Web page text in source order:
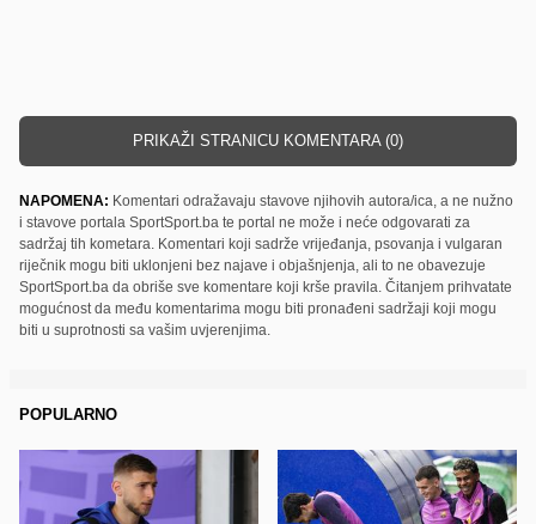
PRIKAŽI STRANICU KOMENTARA (0)
NAPOMENA: Komentari odražavaju stavove njihovih autora/ica, a ne nužno
i stavove portala SportSport.ba te portal ne može i neće odgovarati za
sadržaj tih kometara. Komentari koji sadrže vrijeđanja, psovanja i vulgaran
riječnik mogu biti uklonjeni bez najave i objašnjenja, ali to ne obavezuje
SportSport.ba da obriše sve komentare koji krše pravila. Čitanjem prihvatate
mogućnost da među komentarima mogu biti pronađeni sadržaji koji mogu
biti u suprotnosti sa vašim uvjerenjima.
POPULARNO